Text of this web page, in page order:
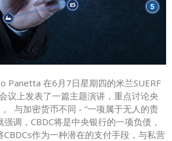
Panetta 在6月7日星期四的米兰SUERF
议上发表了一篇主题演讲，重点讨论央
与加密货币不同 - “一项属于无人的责
调，CBDC将是中央银行的一项负债，
作为一种潜在的支付手段，与私营